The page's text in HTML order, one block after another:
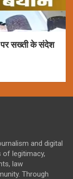
पर सख्ती के संदेश
and digital
of legitimacy,
law
Through